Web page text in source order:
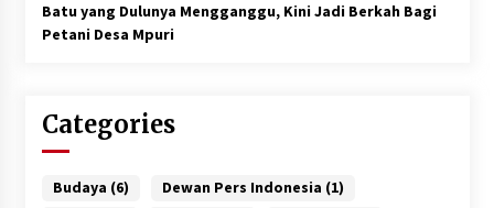
Batu yang Dulunya Mengganggu, Kini Jadi Berkah Bagi
Petani Desa Mpuri
Categories
Budaya (6) Dewan Pers Indonesia (1)